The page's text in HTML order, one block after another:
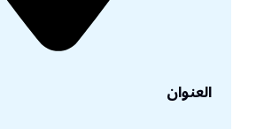
العنوان